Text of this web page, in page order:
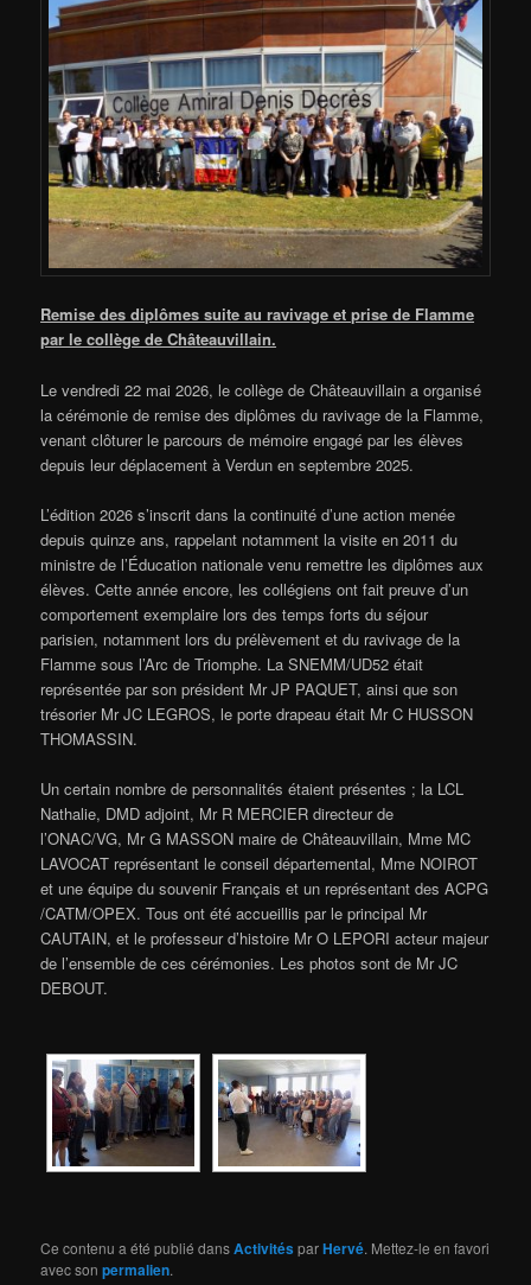
Remise des diplômes suite au ravivage et prise de Flamme
par le collège de Châteauvillain.
Le vendredi 22 mai 2026, le collège de Châteauvillain a organisé
la cérémonie de remise des diplômes du ravivage de la Flamme,
venant clôturer le parcours de mémoire engagé par les élèves
depuis leur déplacement à Verdun en septembre 2025.
L’édition 2026 s’inscrit dans la continuité d’une action menée
depuis quinze ans, rappelant notamment la visite en 2011 du
ministre de l’Éducation nationale venu remettre les diplômes aux
élèves. Cette année encore, les collégiens ont fait preuve d’un
comportement exemplaire lors des temps forts du séjour
parisien, notamment lors du prélèvement et du ravivage de la
Flamme sous l’Arc de Triomphe. La SNEMM/UD52 était
représentée par son président Mr JP PAQUET, ainsi que son
trésorier Mr JC LEGROS, le porte drapeau était Mr C HUSSON
THOMASSIN.
Un certain nombre de personnalités étaient présentes ; la LCL
Nathalie, DMD adjoint, Mr R MERCIER directeur de
l’ONAC/VG, Mr G MASSON maire de Châteauvillain, Mme MC
LAVOCAT représentant le conseil départemental, Mme NOIROT
et une équipe du souvenir Français et un représentant des ACPG
/CATM/OPEX. Tous ont été accueillis par le principal Mr
CAUTAIN, et le professeur d’histoire Mr O LEPORI acteur majeur
de l’ensemble de ces cérémonies. Les photos sont de Mr JC
DEBOUT.
Ce contenu a été publié dansActivitésparHervé. Mettez-le en favori
avec sonpermalien.